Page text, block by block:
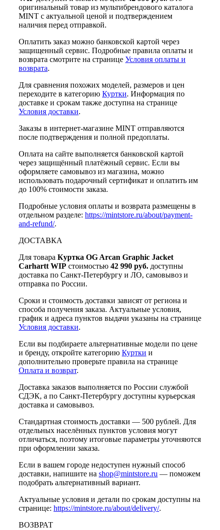
оригинальный товар из мультибрендового каталога
MINT с актуальной ценой и подтверждением
наличия перед отправкой.
Оплатить заказ можно банковской картой через
защищенный сервис. Подробные правила оплаты и
возврата смотрите на странице Условия оплаты и
возврата.
Для сравнения похожих моделей, размеров и цен
переходите в категорию Куртки. Информация по
доставке и срокам также доступна на странице
Условия доставки.
Заказы в интернет-магазине MINT отправляются
после подтверждения и полной предоплаты.
Оплата на сайте выполняется банковской картой
через защищённый платёжный сервис. Если вы
оформляете самовывоз из магазина, можно
использовать подарочный сертификат и оплатить им
до 100% стоимости заказа.
Подробные условия оплаты и возврата размещены в
отдельном разделе: https://mintstore.ru/about/payment-
and-refund/.
ДОСТАВКА
Для товара Куртка OG Arcan Graphic Jacket
Carhartt WIP стоимостью 42 990 руб. доступны
доставка по Санкт-Петербургу и ЛО, самовывоз и
отправка по России.
Сроки и стоимость доставки зависят от региона и
способа получения заказа. Актуальные условия,
график и адреса пунктов выдачи указаны на странице
Условия доставки.
Если вы подбираете альтернативные модели по цене
и бренду, откройте категорию Куртки и
дополнительно проверьте правила на странице
Оплата и возврат.
Доставка заказов выполняется по России службой
СДЭК, а по Санкт-Петербургу доступны курьерская
доставка и самовывоз.
Стандартная стоимость доставки — 500 рублей. Для
отдельных населённых пунктов условия могут
отличаться, поэтому итоговые параметры уточняются
при оформлении заказа.
Если в вашем городе недоступен нужный способ
доставки, напишите на shop@mintstore.ru — поможем
подобрать альтернативный вариант.
Актуальные условия и детали по срокам доступны на
странице: https://mintstore.ru/about/delivery/.
ВОЗВРАТ